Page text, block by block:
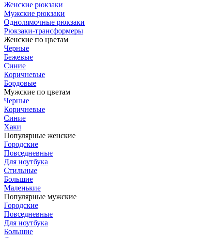
Женские рюкзаки
Мужские рюкзаки
Однолямочные рюкзаки
Рюкзаки-трансформеры
Женские по цветам
Черные
Бежевые
Синие
Коричневые
Бордовые
Мужские по цветам
Черные
Коричневые
Синие
Хаки
Популярные женские
Городские
Повседневные
Для ноутбука
Стильные
Большие
Маленькие
Популярные мужские
Городские
Повседневные
Для ноутбука
Большие